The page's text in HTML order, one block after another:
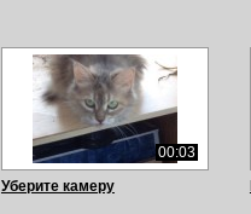
00:03
Уберите камеру